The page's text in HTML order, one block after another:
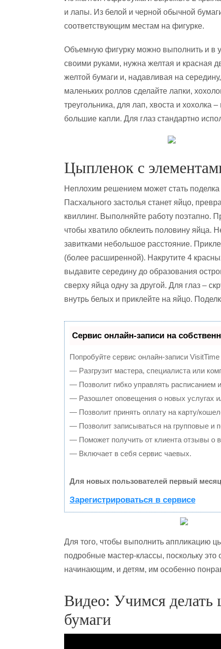
и лапы. Из белой и черной обычной
соответствующим местам на фигурке.
Объемную фигурку можно выполнить и в
своими руками, нужна желтая и красная
желтой бумаги и, надавливая на
маленьких роллов сделайте лапки,
треугольника, для лап, хвоста и хохолка
большие капли. Для глаз стандартно
Цыпленок с
Неплохим решением может стать
Пасхального застолья станет яйцо,
квиллинг. Выполняйте работу поэтапно.
чтобы хватило обклеить половину яйца.
завитками небольшое расстояние.
(более расширенной). Накрутите 4
выдавите середину до образования
сверху яйца одну за другой. Для глаз –
внутрь белых и приклейте на яйцо.
Сервис онлайн-записи на
Попробуйте сервис онлайн-записи
— Разгрузит мастера, специалиста или
— Позволит гибко управлять расписанием и
— Разошлет оповещения о новых услугах
— Позволит принять оплату на карту/
— Позволит записываться на групповые и
— Поможет получить от клиента отзывы о
— Включает в себя сервис чаевых.
Для новых пользователей первый
Зарегистрироваться в сервисе
Для того, чтобы выполнить аппликацию
подробные мастер-классы, поскольку это
начинающим, и детям, им особенно
Видео: Учимся делать
бумаги